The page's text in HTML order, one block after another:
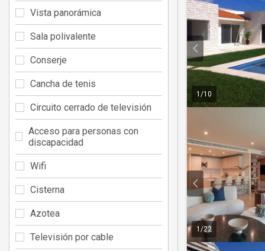
1 /10
1 /22
Vista panorámica
Sala polivalente
Conserje
Cancha de tenis
Circuito cerrado de televisión
Acceso para personas con
discapacidad
Wifi
Cisterna
Azotea
Televisión por cable